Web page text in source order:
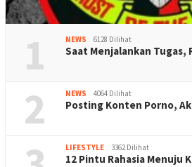
1 NEWS 6128 Dilihat
Saat Menjalankan Tugas,
2 NEWS 4064 Dilihat
Posting Konten Porno,
LIFESTYLE 3362 Dilihat
12 Pintu Rahasia Menuju